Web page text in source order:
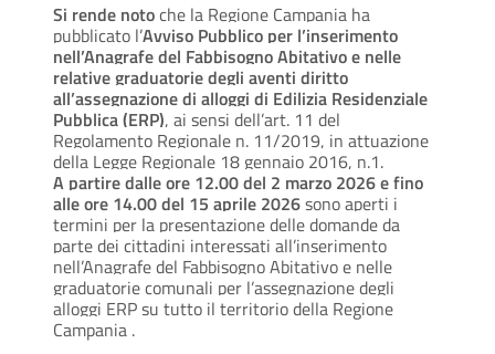
Si rende notoche la Regione Campania ha
pubblicato l’Avviso Pubblico per l’inserimento
nell’Anagrafe del Fabbisogno Abitativo e nelle
relative graduatorie degli aventi diritto
all’assegnazione di alloggi di Edilizia Residenziale
Pubblica (ERP), ai sensi dell’art. 11 del
Regolamento Regionale n. 11/2019, in attuazione
della Legge Regionale 18 gennaio 2016, n.1.
A partire dalle ore 12.00 del 2 marzo 2026 e fino
alle ore 14.00 del 15 aprile 2026sono aperti i
termini per la presentazione delle domande da
parte dei cittadini interessati all’inserimento
nell’Anagrafe del Fabbisogno Abitativo e nelle
graduatorie comunali per l’assegnazione degli
alloggi ERP su tutto il territorio della Regione
Campania .